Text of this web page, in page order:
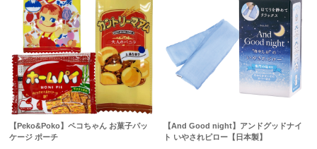
【Peko&Poko】ペコちゃん お菓子パッ
ケージ ポーチ
【And Good night】アンドグッドナイ
ト いやされピロー【日本製】